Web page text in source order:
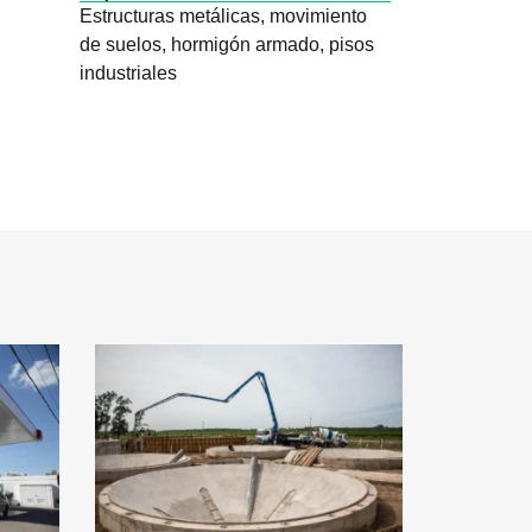
Estructuras metálicas, movimiento
de suelos, hormigón armado, pisos
industriales